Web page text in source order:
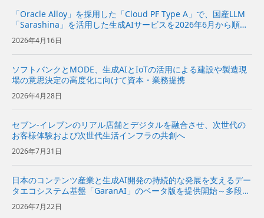
「Oracle Alloy」を採用した「Cloud PF Type A」で、国産LLM
「Sarashina」を活用した生成AIサービスを2026年6月から順次
提供〜企業や自治体におけるデータ主権を備えたAI活用のニーズ
に対応〜 | 企業・I...
2026年4月16日
ソフトバンクとMODE、生成AIとIoTの活用による建設や製造現
場の意思決定の高度化に向けて資本・業務提携
2026年4月28日
セブン-イレブンのリアル店舗とデジタルを融合させ、次世代の
お客様体験および次世代生活インフラの共創へ
2026年7月31日
日本のコンテンツ産業と生成AI開発の持続的な発展を支えるデー
タエコシステム基盤「GaranAI」のベータ版を提供開始～多段階
加工でデータを保護し、コンテンツホルダーの新たな収益機会と
AI開発事業者の価値創出を支援～ | 企業・IR | ソフ...
2026年7月22日